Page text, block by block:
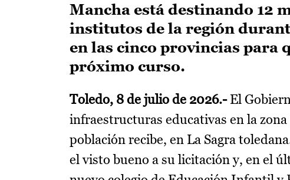
Mancha está destinando 12
institutos de la región
en las cinco provincias para
próximo curso.
Toledo, 8 de julio de 2026.-El
infraestructuras educativas en la
población recibe, en La Sagra
el visto bueno a su licitación y, en el